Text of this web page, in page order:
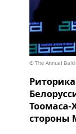
© The Annual
Тоомаса-
стороны